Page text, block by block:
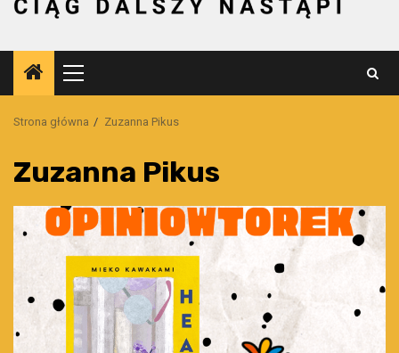
Menu
główne
Strona główna Zuzanna Pikus
Zuzanna Pikus